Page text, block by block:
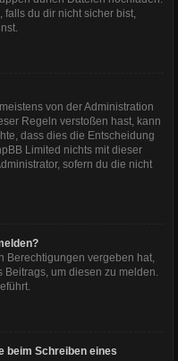
falls du dir nicht sicher bist,
von der Administration
Regeln verstoßen hast, kann
dass dies die Entscheidung
Limited nichts mit dieser
sofern du die nicht
Berechtigungen vergeben hat,
um diesen zu melden.
beim Schreiben eines